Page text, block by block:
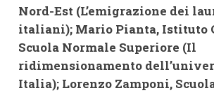
Nord-Est (L’emigrazione dei
italiani); Mario Pianta, Istituto
Scuola Normale Superiore (Il
ridimensionamento
Italia); Lorenzo Zamponi,